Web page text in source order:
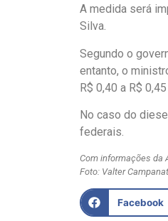
A medida será
Silva.
Segundo o
entanto, o
R$ 0,40 a R$
No caso do
federais.
Com informações da
Foto: Valter
Facebook